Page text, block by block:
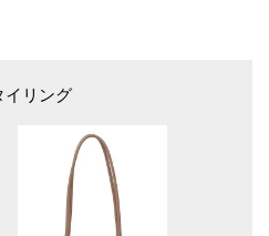
を使用。
ンジーと、シフォンを掛け合わせたよ
ッチ。ワイドパンツに合わせればきれ
ばフェミニンな着こなしに仕上がりま
イリング